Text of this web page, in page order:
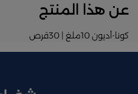
عن هذا المنتج
كونا-أديون 10ملغ | 30قرص